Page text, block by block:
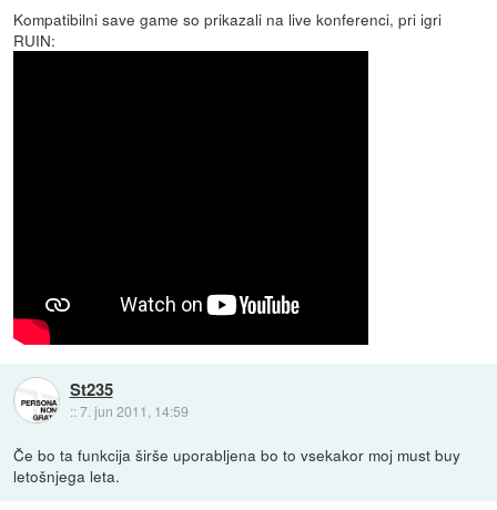
Kompatibilni save game so prikazali na live konferenci, pri igri
RUIN:
St235
::7. jun 2011, 14:59
Če bo ta funkcija širše uporabljena bo to vsekakor moj must buy
letošnjega leta.